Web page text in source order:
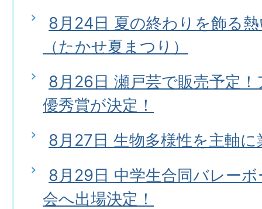
8月24日 夏の終わりを飾る
（たかせ夏まつり）
8月26日 瀬戸芸で販売予定
優秀賞が決定！
8月27日 生物多様性を主軸に
8月29日 中学生合同バレー
会へ出場決定！